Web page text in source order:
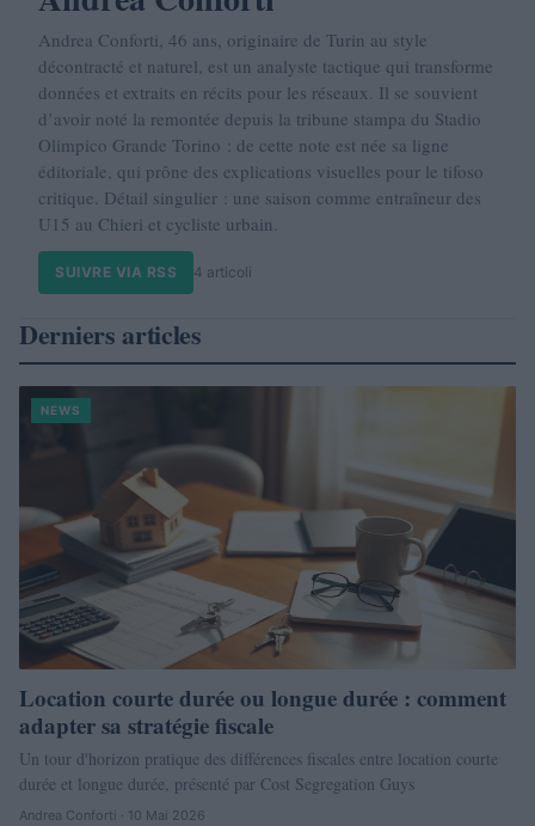
Andrea Conforti, 46 ans, originaire de Turin au style
décontracté et naturel, est un analyste tactique qui transforme
données et extraits en récits pour les réseaux. Il se souvient
d’avoir noté la remontée depuis la tribune stampa du Stadio
Olimpico Grande Torino : de cette note est née sa ligne
éditoriale, qui prône des explications visuelles pour le tifoso
critique. Détail singulier : une saison comme entraîneur des
U15 au Chieri et cycliste urbain.
SUIVRE VIA RSS 4 articoli
Derniers articles
NEWS
Location courte durée ou longue durée : comment
adapter sa stratégie fiscale
Un tour d'horizon pratique des différences fiscales entre location courte
durée et longue durée, présenté par Cost Segregation Guys
Andrea Conforti · 10 Mai 2026